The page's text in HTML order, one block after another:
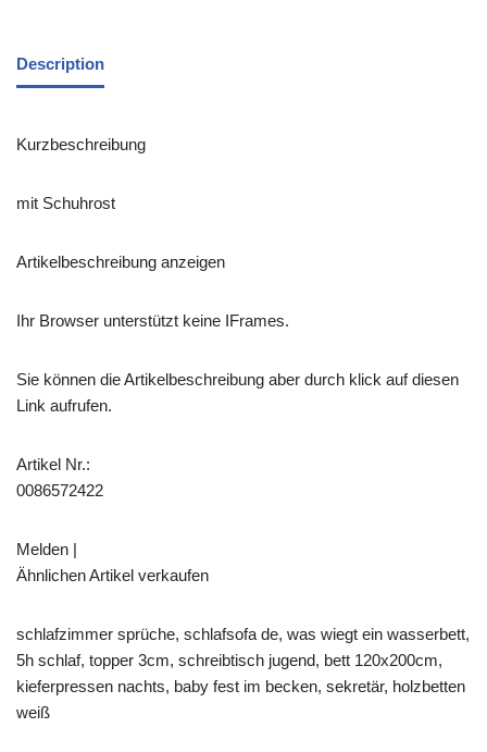
Description
Kurzbeschreibung
mit Schuhrost
Artikelbeschreibung anzeigen
Ihr Browser unterstützt keine IFrames.
Sie können die Artikelbeschreibung aber durch klick auf diesen
Link aufrufen.
Artikel Nr.:
0086572422
Melden |
Ähnlichen Artikel verkaufen
schlafzimmer sprüche, schlafsofa de, was wiegt ein wasserbett,
5h schlaf, topper 3cm, schreibtisch jugend, bett 120x200cm,
kieferpressen nachts, baby fest im becken, sekretär, holzbetten
weiß